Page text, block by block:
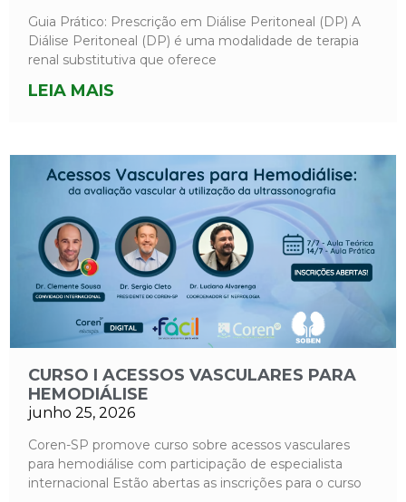
Guia Prático: Prescrição em Diálise Peritoneal (DP) A
Diálise Peritoneal (DP) é uma modalidade de terapia
renal substitutiva que oferece
LEIA MAIS
CURSO I ACESSOS VASCULARES PARA
HEMODIÁLISE
junho 25, 2026
Coren-SP promove curso sobre acessos vasculares
para hemodiálise com participação de especialista
internacional Estão abertas as inscrições para o curso